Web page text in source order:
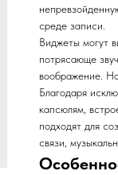
среде записи.
Виджеты могут
потрясающе
воображение.
Благодаря
капсюлям,
подходят для
связи,